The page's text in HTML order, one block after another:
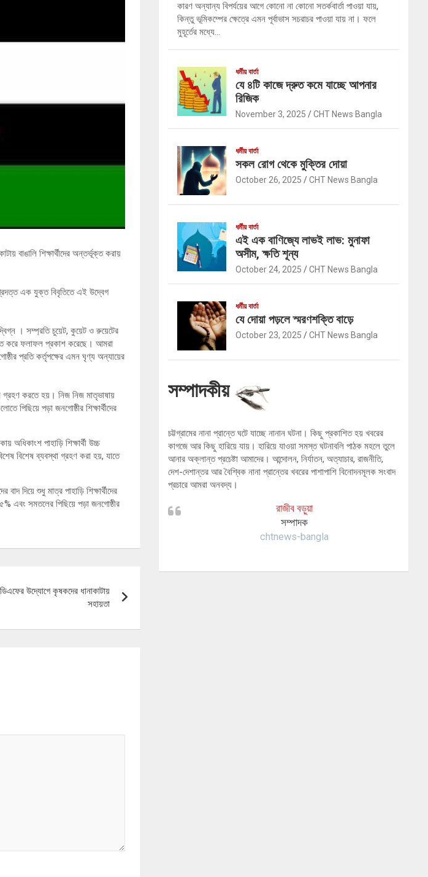
বাঙালি শিক্ষার্থীদের অন্তর্ভূক্ত করায়
এক যুক্ত বিবৃতিতে এই উদ্বেগ
। সম্প্রতি চুয়েট, কুয়েট ও রুয়েটের
করে ফলাফল প্রকাশ করেছে। আমরা
প্রতি কর্তৃপক্ষের এমন ঘৃণ্য অন্যায়ের
গ্রহণ করতে হয়। নিজ নিজ মাতৃভাষায়
পিছিয়ে পড়া জনগোষ্ঠীর শিক্ষার্থীদের
অধিকাংশ পাহাড়ি শিক্ষার্থী উচ্চ
বিশেষ ব্যবস্থা গ্রহণ করা হয়, যাতে
বাদ দিয়ে শুধু মাত্র পাহাড়ি শিক্ষার্থীদের
এবং সমতলের পিছিয়ে পড়া জনগোষ্ঠীর
উদ্যোগে কৃষকদের ধানাকাটায়
সহায়তা
কারণ অন্যান্য বিপর্যয়ের আগে কোনো না কোনো সতর্কবার্তা পাওয়া যায়,
কিন্তু ভূমিকম্পের ক্ষেত্রে এমন পূর্বাভাস সচরাচর পাওয়া যায় না। ফলে
মুহূর্তের মধ্যে…
ধর্মীয় বার্তা
যে ৪টি কাজে দ্রুত কমে যাচ্ছে আপনার
রিজিক
November 3, 2025 CHT News Bangla
ধর্মীয় বার্তা
সকল রোগ থেকে মুক্তির দোয়া
October 26, 2025 CHT News Bangla
ধর্মীয় বার্তা
এই এক বাণিজ্যে লাভই লাভ: মুনাফা
অসীম, ক্ষতি শূন্য
October 24, 2025 CHT News Bangla
ধর্মীয় বার্তা
যে দোয়া পড়লে স্মরণশক্তি বাড়ে
October 23, 2025 CHT News Bangla
সম্পাদকীয়
চট্টগ্রামের নানা প্রান্তে ঘটে যাচ্ছে নানান ঘটনা। কিছু প্রকাশিত হয় খবরের
কাগজে আর কিছু হারিয়ে যায়। হারিয়ে যাওয়া সমস্ত ঘটনাবলি পাঠক মহলে তুলে
আনার অক্লান্ত প্রচেষ্টা আমাদের। আন্দোলন, নির্যাতন, অত্যাচার, রাজনীতি,
দেশ-দেশান্তর আর বৈশ্বিক নানা প্রান্তের খবরের পাশাপাশি বিনোদনমূলক সংবাদ
প্রচারে আমরা অনবদ্য।
রাজীব বড়ুয়া
সম্পাদক
chtnews-bangla